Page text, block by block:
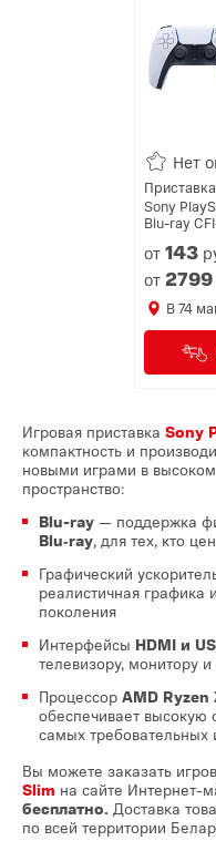
Нет
Sony
Blu-ray
от143
от2799
В74
Игровая приставка Sony
компактность и
новыми играми в
пространство:
Blu-ray — поддержка
Blu‑ray, для тех, кто
Графический
реалистичная графика
поколения
Интерфейсы HDMI и
телевизору, монитору
Процессор AMD Ryzen
обеспечивает высокую
самых требовательных
Вы можете заказать
Slim на сайте Интернет-
бесплатно. Доставка
по всей территории